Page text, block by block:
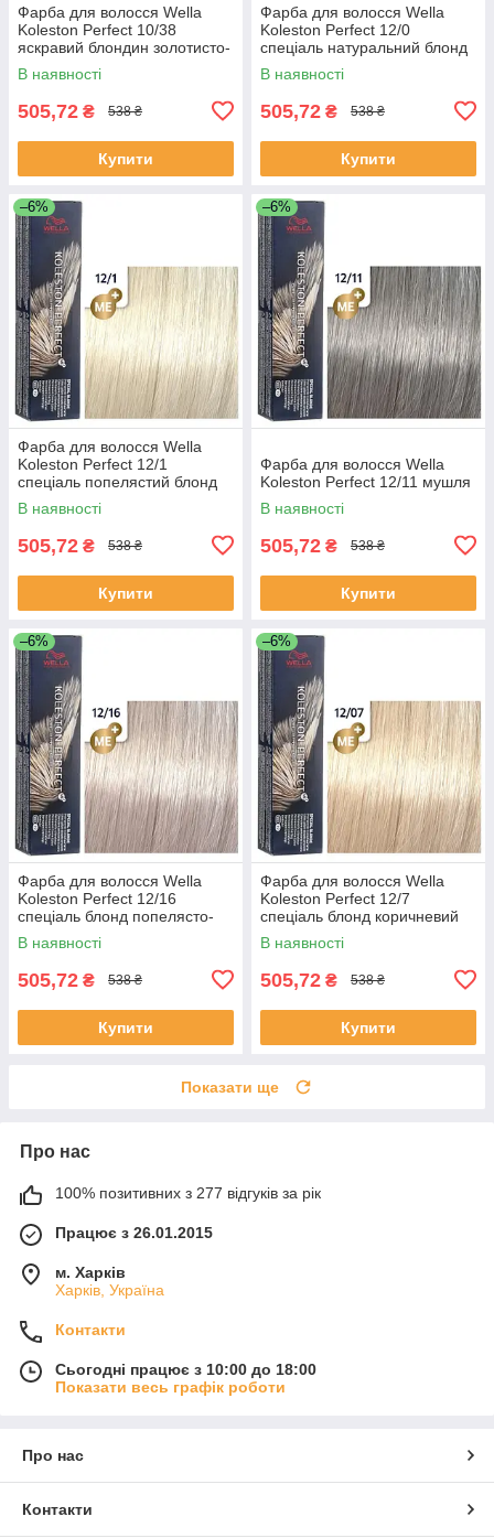
Фарба для волосся Wella
Koleston Perfect 10/38
яскравий блондин золотисто-
перловий
В наявності
505,72 ₴ 538 ₴
Купити
Фарба для волосся Wella
Koleston Perfect 12/0
спеціаль натуральний блонд
В наявності
505,72 ₴ 538 ₴
Купити
–6%
Фарба для волосся Wella
Koleston Perfect 12/1
спеціаль попелястий блонд
В наявності
505,72 ₴ 538 ₴
Купити
–6%
Фарба для волосся Wella
Koleston Perfect 12/11 мушля
В наявності
505,72 ₴ 538 ₴
Купити
–6%
Фарба для волосся Wella
Koleston Perfect 12/16
спеціаль блонд попелясто-
фіолетовий
В наявності
505,72 ₴ 538 ₴
Купити
–6%
Фарба для волосся Wella
Koleston Perfect 12/7
спеціаль блонд коричневий
В наявності
505,72 ₴ 538 ₴
Купити
Показати ще
Про нас
100% позитивних з 277 відгуків за рік
Працює з 26.01.2015
м. Харків
Харків, Україна
Контакти
Сьогодні працює з 10:00 до 18:00
Показати весь графік роботи
Про нас
Контакти